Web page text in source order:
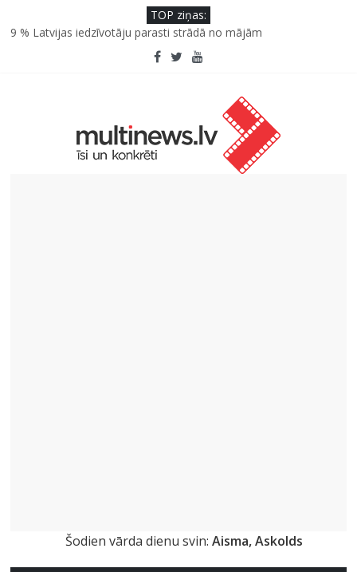
TOP ziņas:
SPF rokasgrāmata ikdienai un atvaļinājumu laikam – konsultē
9 % Latvijas iedzīvotāju parasti strādā no mājām
Kāpēc padomju militāro mantojumu ir svarīgi izprast arī šodien
un kā to palīdz paveikt papildinātā realitāte
Kad bērns atsakās no dārzeņiem: padomi un receptes, kas var
Šodien vārda dienu svin: Aisma, Askolds